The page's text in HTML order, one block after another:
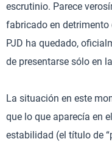
escrutinio. Parece
fabricado en detrimento
PJD ha quedado,
de presentarse sólo en
La situación en este
que lo que aparecía en
estabilidad (el título de